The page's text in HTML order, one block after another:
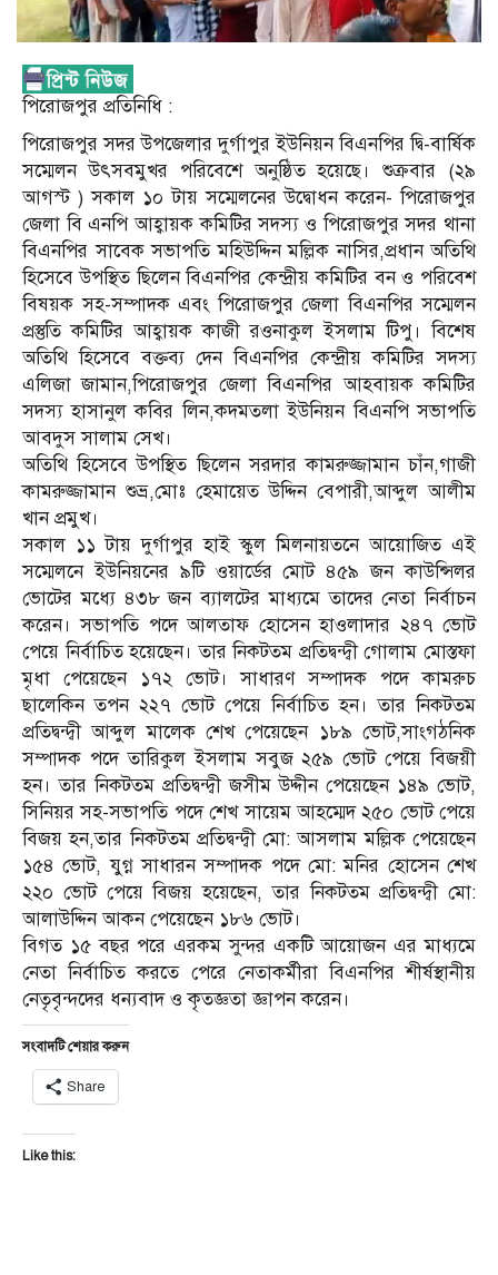
পিরোজপুর প্রতিনিধি :
পিরোজপুর সদর উপজেলার দুর্গাপুর ইউনিয়ন বিএনপির দ্বি-বার্ষিক
সম্মেলন উৎসবমুখর পরিবেশে অনুষ্ঠিত হয়েছে। শুক্রবার (২৯
আগস্ট ) সকাল ১০ টায় সম্মেলনের উদ্বোধন করেন- পিরোজপুর
জেলা বি এনপি আহ্বায়ক কমিটির সদস্য ও পিরোজপুর সদর থানা
বিএনপির সাবেক সভাপতি মহিউদ্দিন মল্লিক নাসির,প্রধান অতিথি
হিসেবে উপস্থিত ছিলেন বিএনপির কেন্দ্রীয় কমিটির বন ও পরিবেশ
বিষয়ক সহ-সম্পাদক এবং পিরোজপুর জেলা বিএনপির সম্মেলন
প্রস্তুতি কমিটির আহ্বায়ক কাজী রওনাকুল ইসলাম টিপু। বিশেষ
অতিথি হিসেবে বক্তব্য দেন বিএনপির কেন্দ্রীয় কমিটির সদস্য
এলিজা জামান,পিরোজপুর জেলা বিএনপির আহবায়ক কমিটির
সদস্য হাসানুল কবির লিন,কদমতলা ইউনিয়ন বিএনপি সভাপতি
আবদুস সালাম সেখ।
অতিথি হিসেবে উপস্থিত ছিলেন সরদার কামরুজ্জামান চাঁন,গাজী
কামরুজ্জামান শুভ্র,মোঃ হেমায়েত উদ্দিন বেপারী,আব্দুল আলীম
খান প্রমুখ।
সকাল ১১ টায় দুর্গাপুর হাই স্কুল মিলনায়তনে আয়োজিত এই
সম্মেলনে ইউনিয়নের ৯টি ওয়ার্ডের মোট ৪৫৯ জন কাউন্সিলর
ভোটের মধ্যে ৪৩৮ জন ব্যালটের মাধ্যমে তাদের নেতা নির্বাচন
করেন। সভাপতি পদে আলতাফ হোসেন হাওলাদার ২৪৭ ভোট
পেয়ে নির্বাচিত হয়েছেন। তার নিকটতম প্রতিদ্বন্দ্বী গোলাম মোস্তফা
মৃধা পেয়েছেন ১৭২ ভোট। সাধারণ সম্পাদক পদে কামরুচ
ছালেকিন তপন ২২৭ ভোট পেয়ে নির্বাচিত হন। তার নিকটতম
প্রতিদ্বন্দ্বী আব্দুল মালেক শেখ পেয়েছেন ১৮৯ ভোট,সাংগঠনিক
সম্পাদক পদে তারিকুল ইসলাম সবুজ ২৫৯ ভোট পেয়ে বিজয়ী
হন। তার নিকটতম প্রতিদ্বন্দ্বী জসীম উদ্দীন পেয়েছেন ১৪৯ ভোট,
সিনিয়র সহ-সভাপতি পদে শেখ সায়েম আহম্মেদ ২৫০ ভোট পেয়ে
বিজয় হন,তার নিকটতম প্রতিদ্বন্দ্বী মো: আসলাম মল্লিক পেয়েছেন
১৫৪ ভোট, যুগ্ন সাধারন সম্পাদক পদে মো: মনির হোসেন শেখ
২২০ ভোট পেয়ে বিজয় হয়েছেন, তার নিকটতম প্রতিদ্বন্দ্বী মো:
আলাউদ্দিন আকন পেয়েছেন ১৮৬ ভোট।
বিগত ১৫ বছর পরে এরকম সুন্দর একটি আয়োজন এর মাধ্যমে
নেতা নির্বাচিত করতে পেরে নেতাকর্মীরা বিএনপির শীর্ষস্থানীয়
নেতৃবৃন্দদের ধন্যবাদ ও কৃতজ্ঞতা জ্ঞাপন করেন।
সংবাদটি শেয়ার করুন
Share
Like this: